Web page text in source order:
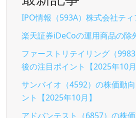
IPO情報（593A）株式会社テ
楽天証券iDeCoの運用商品の除
ファーストリテイリング（
後の注目ポイント【2025年10月
サンバイオ（4592）の株価動
ント【2025年10月】
アドバンテスト（6857）の株